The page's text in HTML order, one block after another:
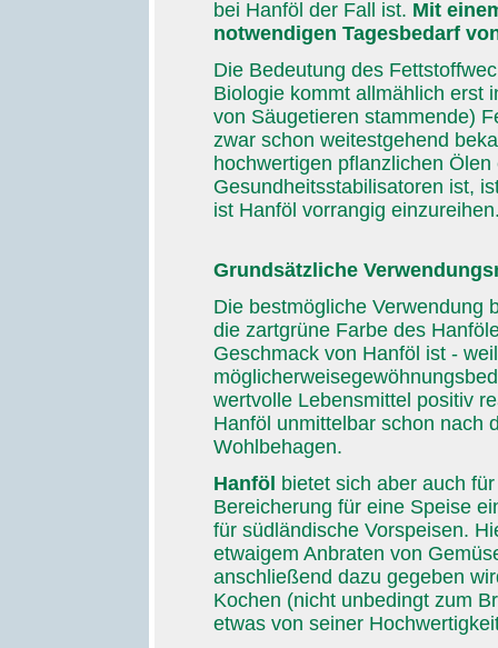
bei Hanföl der Fall ist. Mit
notwendigen Tagesbedarf
Die Bedeutung des
Biologie kommt allmählich erst
von Säugetieren stammende)
zwar schon weitestgehend
hochwertigen pflanzlichen
Gesundheitsstabilisatoren ist,
ist Hanföl vorrangig
Grundsätzliche
Die bestmögliche Verwendung
die zartgrüne Farbe des
Geschmack von Hanföl ist -
wertvolle Lebensmittel positiv
Hanföl unmittelbar schon nach
Wohlbehagen.
Hanföl bietet sich aber auch
Bereicherung für eine Speise
für südländische Vorspeisen.
etwaigem Anbraten von
anschließend dazu gegeben
Kochen (nicht unbedingt zum
etwas von seiner